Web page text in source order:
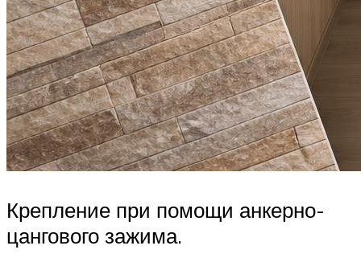
Крепление при помощи анкерно-
цангового зажима.